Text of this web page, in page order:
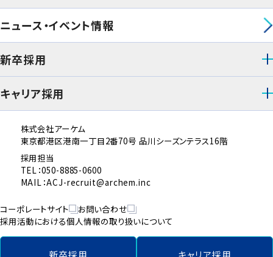
新卒採用 キャリア採用
株式会社アーケム
東京都港区港南一丁目2番70号 品川シーズンテラス16階
採用担当
TEL：050-8885-0600
MAIL：ACJ-recruit@archem.inc
ニュース・イベント情報
新卒採用
キャリア採用
コーポレートサイト
お問い合わせ
採用活動における個人情報の取り扱いについて